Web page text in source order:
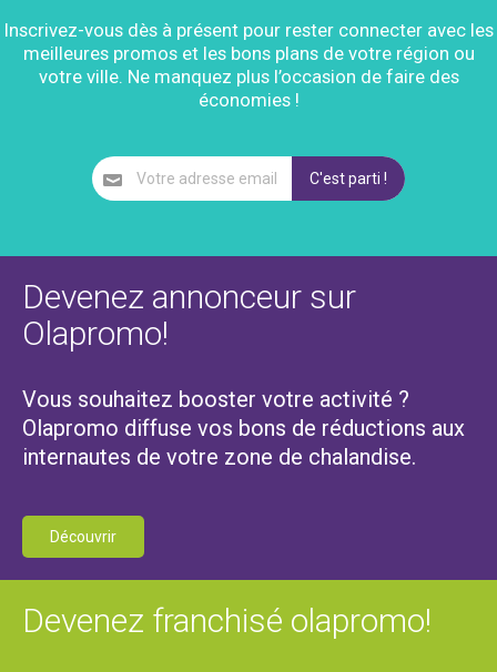
Inscrivez-vous dès à présent pour rester connecter avec les
meilleures promos et les bons plans de votre région ou
votre ville. Ne manquez plus l’occasion de faire des
économies !
Devenez annonceur sur
Olapromo!
Vous souhaitez booster votre activité ?
Olapromo diffuse vos bons de réductions aux
internautes de votre zone de chalandise.
Découvrir
Devenez franchisé olapromo!